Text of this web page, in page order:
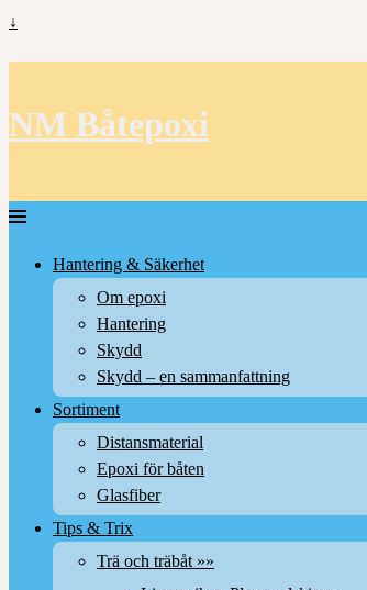
↓
NM Båtepoxi
Hantering & Säkerhet
Om epoxi
Hantering
Skydd
Skydd – en sammanfattning
Sortiment
Distansmaterial
Epoxi för båten
Glasfiber
Tips & Trix
Trä och träbåt »»